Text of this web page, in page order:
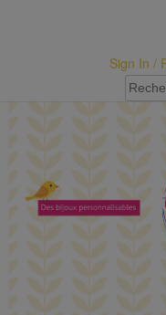
Sign In /
pour :